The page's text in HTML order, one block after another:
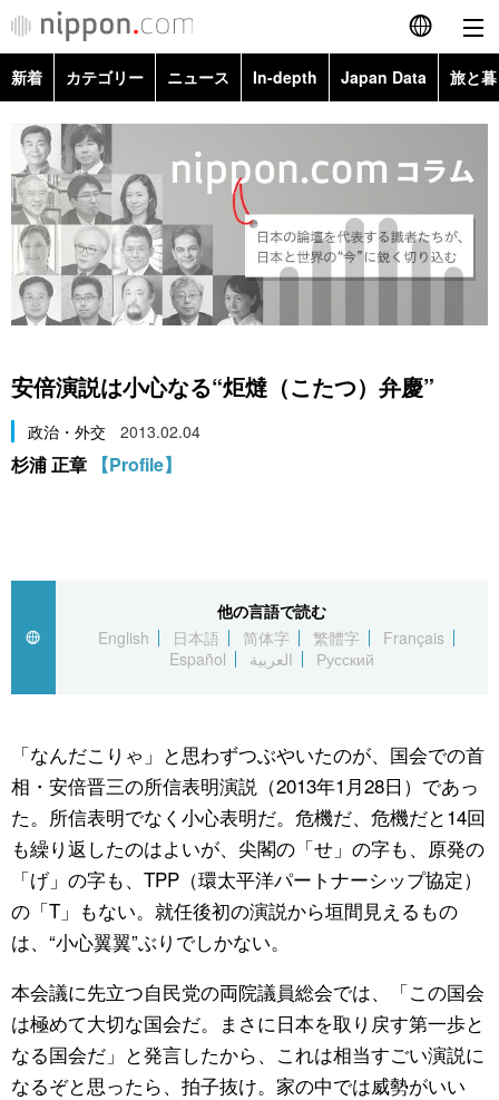
English
Français
カテゴリー
政治・外交
国際
社会
ニュース
アーカイブ
Japan Data
旅と暮らし
Images
People
東京
新着 カテゴリー ニュース In-depth Japan Data 旅と
政治・外交
経済・ビジネス
国際・海外
社会
暮らし
Topics
Images
People
安倍演説は小心なる“炬燵（こたつ）弁慶”
政治・外交 2013.02.04
杉浦 正章 【Profile】
他の言語で読む
English
日本語 简体字 繁體字
Français
Español
العربية Русский
「なんだこりゃ」と思わずつぶやいたのが、国会での首
相・安倍晋三の所信表明演説（2013年1月28日）であっ
た。所信表明でなく小心表明だ。危機だ、危機だと14回
も繰り返したのはよいが、尖閣の「せ」の字も、原発の
「げ」の字も、TPP（環太平洋パートナーシップ協定）
の「T」もない。就任後初の演説から垣間見えるもの
は、“小心翼翼”ぶりでしかない。
本会議に先立つ自民党の両院議員総会では、「この国会
は極めて大切な国会だ。まさに日本を取り戻す第一歩と
なる国会だ」と発言したから、これは相当すごい演説に
なるぞと思ったら、拍子抜け。家の中では威勢がいい